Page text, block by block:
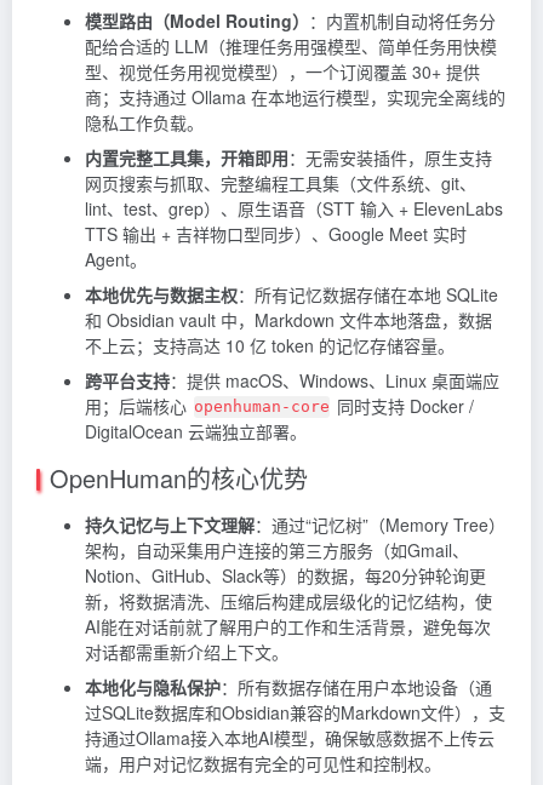
模型路由（Model Routing） ：内置机制自动将任务分
配给合适的 LLM（推理任务用强模型、简单任务用快模
型、视觉任务用视觉模型），一个订阅覆盖 30+ 提供
商；支持通过 Ollama 在本地运行模型，实现完全离线的
隐私工作负载。
内置完整工具集，开箱即用：无需安装插件，原生支持
网页搜索与抓取、完整编程工具集（文件系统、git、
lint、test、grep）、原生语音（STT 输入 + ElevenLabs
TTS 输出 + 吉祥物口型同步）、Google Meet 实时
Agent。
本地优先与数据主权：所有记忆数据存储在本地 SQLite
和 Obsidian vault 中，Markdown 文件本地落盘，数据
不上云；支持高达 10 亿 token 的记忆存储容量。
跨平台支持：提供 macOS、Windows、Linux 桌面端应
用；后端核心 openhuman-core 同时支持 Docker /
DigitalOcean 云端独立部署。
OpenHuman的核心优势
持久记忆与上下文理解：通过“记忆树”（Memory Tree）
架构，自动采集用户连接的第三方服务（如Gmail、
Notion、GitHub、Slack等）的数据，每20分钟轮询更
新，将数据清洗、压缩后构建成层级化的记忆结构，使
AI能在对话前就了解用户的工作和生活背景，避免每次
对话都需重新介绍上下文。
本地化与隐私保护：所有数据存储在用户本地设备（通
过SQLite数据库和Obsidian兼容的Markdown文件），支
持通过Ollama接入本地AI模型，确保敏感数据不上传云
端，用户对记忆数据有完全的可见性和控制权。